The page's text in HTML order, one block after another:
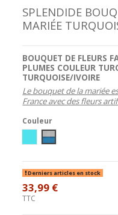
SPLENDIDE
MARIÉE
BOUQUET DE FLEURS
PLUMES COULEUR
TURQUOISE/IVOIRE
Le bouquet de la mariée
France avec des fleurs
Couleur
Ivoire / Turquoise
Blanc/Turquoise
Derniers articles en stock
33,99 €
TTC